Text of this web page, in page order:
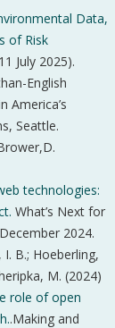
Data,
of Risk
July 2025).
English
America’s
Seattle.
technologies:
What’s Next for
2024.
I. B.; Hoeberling,
M. (2024)
role of open
.Making and